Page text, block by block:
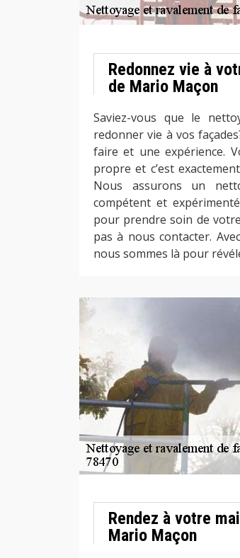
Redonnez vie à
de Mario Maçon
Saviez-vous que le
redonner vie à vos
faire et une expérience.
propre et c’est
Nous assurons un
compétent et
pour prendre soin de
pas à nous contacter.
nous sommes là pour
Rendez à votre
Mario Maçon